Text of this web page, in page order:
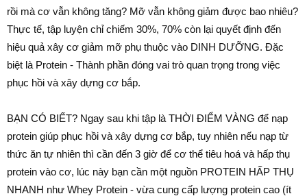
rồi mà cơ vẫn không tăng? Mỡ vẫn không giảm được bao nhiêu?
Thực tế, tập luyện chỉ chiếm 30%, 70% còn lại quyết định đến
hiệu quả xây cơ giảm mỡ phụ thuộc vào DINH DƯỠNG. Đặc
biệt là Protein - Thành phần đóng vai trò quan trọng trong việc
phục hồi và xây dựng cơ bắp.
BẠN CÓ BIẾT? Ngay sau khi tập là THỜI ĐIỂM VÀNG để nạp
protein giúp phục hồi và xây dựng cơ bắp, tuy nhiên nếu nạp từ
thức ăn tự nhiên thì cần đến 3 giờ để cơ thể tiêu hoá và hấp thụ
protein vào cơ, lúc này bạn cần một nguồn PROTEIN HẤP THỤ
NHANH như Whey Protein - vừa cung cấp lượng protein cao (ít